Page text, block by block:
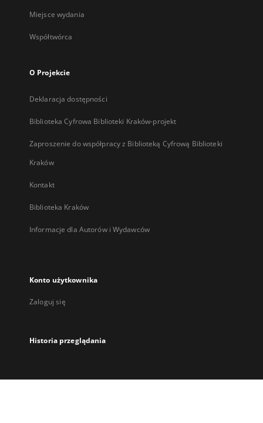
Miejsce wydania
Współtwórca
O Projekcie
Deklaracja dostępności
Biblioteka Cyfrowa Biblioteki Kraków-projekt
Zaproszenie do współpracy z Biblioteką Cyfrową Biblioteki
Kraków
Kontakt
Biblioteka Kraków
Informacje dla Autorów i Wydawców
Konto użytkownika
Zaloguj się
Historia przeglądania